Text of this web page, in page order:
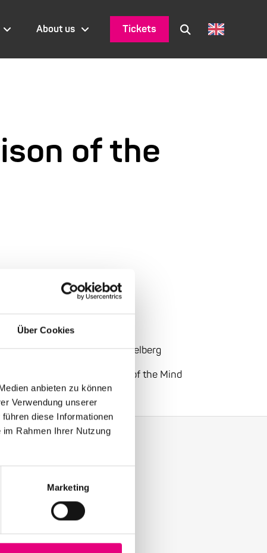
Über Cookies
anbieten zu können
Verwendung unserer
diese Informationen
Rahmen Ihrer Nutzung
Marketing
About us Tickets
of the
€24.00
5Vangerowstraße, Heidelberg
UP – Voices from the Prison of the Mind
with our Enjoy Jazz.